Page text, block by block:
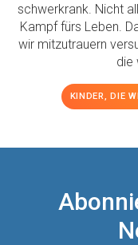
schwerkrank. Nicht
Kampf fürs Leben.
wir mitzutrauern
die
KINDER, DIE